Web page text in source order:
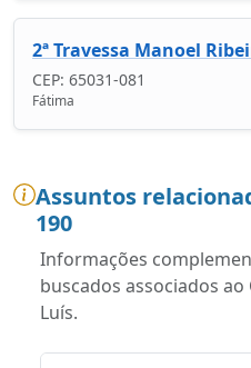
2ª Travessa Manoel
CEP: 65031-081
Fátima
Assuntos
190
Informações
buscados associados ao
Luís.